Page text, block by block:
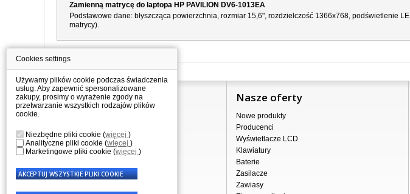
Zamienną matrycę do laptopa HP PAVILION DV6-1013EA
Podstawowe dane: błyszcząca powierzchnia, rozmiar 15,6", rozdzielczość 1366x768, podświetlenie
matrycy).
Informacje
Sprzedaż hurtowa
Nota prawna
Przetwarzanie danych osobowych
Nasze oferty
Nowe produkty
Producenci
Wyświetlacze LCD
Klawiatury
Baterie
Zasilacze
Zawiasy
Cookies settings
Używamy plików cookie podczas świadczenia
usług. Aby zapewnić spersonalizowane
zakupy, prosimy o wyrażenie zgody na
przetwarzanie wszystkich rodzajów plików
cookie.
Niezbędne pliki cookie (więcej )
Analityczne pliki cookie (więcej )
Marketingowe pliki cookie (więcej )